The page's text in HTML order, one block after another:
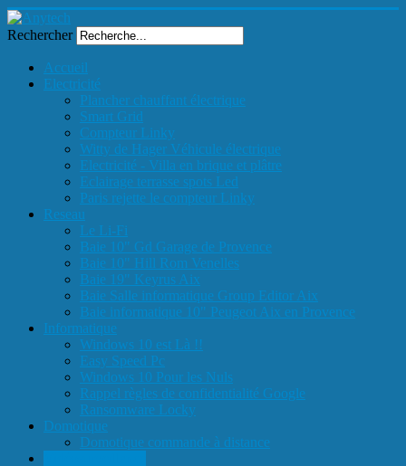
Rechercher
Accueil
Electricité
Plancher chauffant électrique
Smart Grid
Compteur Linky
Witty de Hager Véhicule électrique
Electricité - Villa en brique et plâtre
Eclairage terrasse spots Led
Paris rejette le compteur Linky
Reseau
Le Li-Fi
Baie 10" Gd Garage de Provence
Baie 10" Hill Rom Venelles
Baie 19" Keyrus Aix
Baie Salle informatique Group Editor Aix
Baie informatique 10" Peugeot Aix en Provence
Informatique
Windows 10 est Là !!
Easy Speed Pc
Windows 10 Pour les Nuls
Rappel règles de confidentialité Google
Ransomware Locky
Domotique
Domotique commande à distance